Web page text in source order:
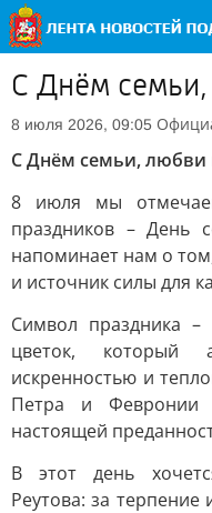
С Днём
8 июля 2026, 09:05
С Днём семьи, любви
8 июля мы
праздников – День
напоминает нам о
и источник силы для
Символ праздника
цветок, который
искренностью и
Петра и Февронии
настоящей
В этот день
Реутова: за терпение